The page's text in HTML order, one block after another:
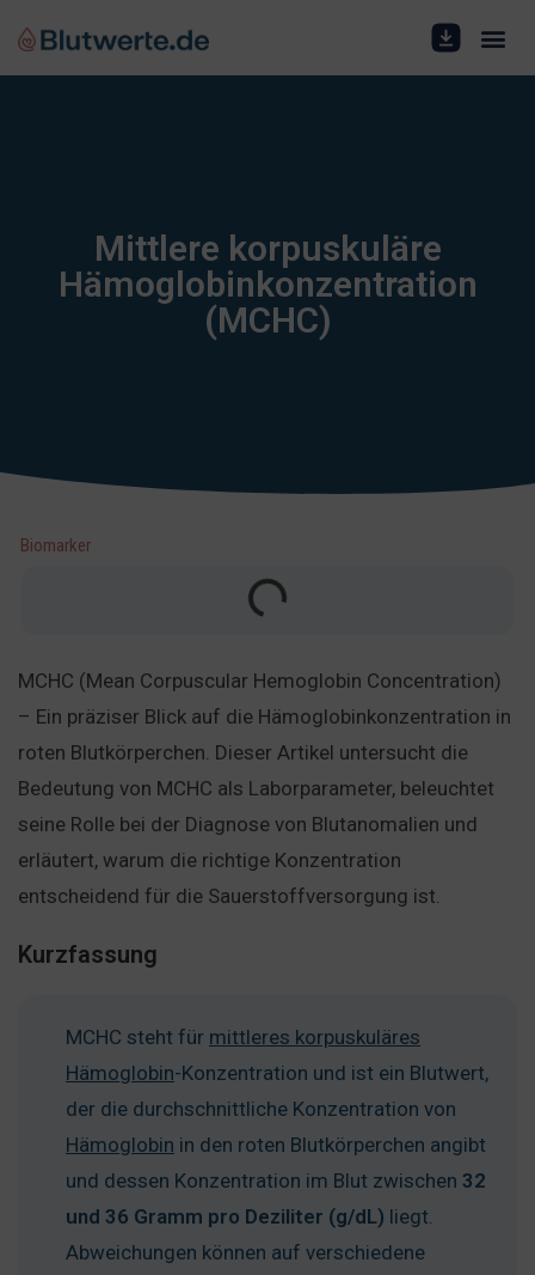
Mittlere korpuskuläre
Hämoglobinkonzentration
(MCHC)
Biomarker
MCHC (Mean Corpuscular Hemoglobin Concentration)
– Ein präziser Blick auf die Hämoglobinkonzentration in
roten Blutkörperchen. Dieser Artikel untersucht die
Bedeutung von MCHC als Laborparameter, beleuchtet
seine Rolle bei der Diagnose von Blutanomalien und
erläutert, warum die richtige Konzentration
entscheidend für die Sauerstoffversorgung ist.
Kurzfassung
MCHC steht für mittleres korpuskuläres
Hämoglobin-Konzentration und ist ein Blutwert,
der die durchschnittliche Konzentration von
Hämoglobin in den roten Blutkörperchen angibt
und dessen Konzentration im Blut zwischen 32
und 36 Gramm pro Deziliter (g/dL) liegt.
Abweichungen können auf verschiedene